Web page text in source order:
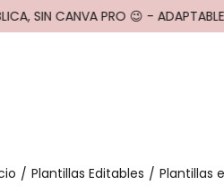
SIN CANVA PRO 😉 - ADAPTABLES
/ Plantillas Editables / Plantillas